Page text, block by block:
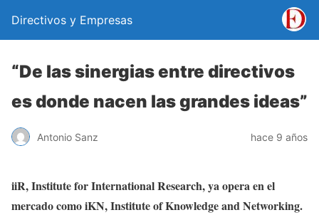
Directivos y Empresas
“De las sinergias entre directivos
es donde nacen las grandes ideas”
Antonio Sanz hace 9 años
iiR, Institute for International Research, ya opera en el
mercado como iKN, Institute of Knowledge and Networking.